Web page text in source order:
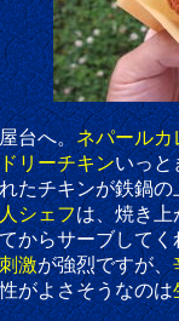
台へ。ネパールカ
リーチキンいっと
たチキンが鉄鍋
シェフは、焼き上
からサーブして
激が強烈ですが、
さそうなのは